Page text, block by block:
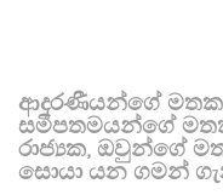
ආදරණීයන්ගේ
සමීපතමයන්ගේ
රාජ්‍යක, ඔවුන්ගේ
සොයා යන ගමන්